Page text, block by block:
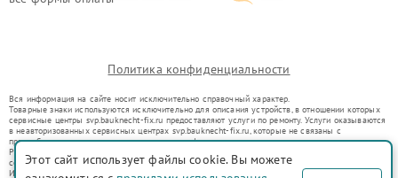
Политика конфиденциальности
Вся информация на сайте носит исключительно справочный характер.
Товарные знаки используются исключительно для описания устройств, в отношении которых
сервисные центры svp.bauknecht-fix.ru предоставляют услуги по ремонту. Услуги оказываются
в неавторизованных сервисных центрах svp.bauknecht-fix.ru, которые не связаны с
правообладателями товарных знаков или их официальными представителями.
Ремонт осуществляется для устройств, уже введенных в гражданский оборот в соответствии
со статьей 1487 ГК РФ.
Использование товарных знаков не преследует цели индивидуализации услуг или введения
Этот сайт использует файлы cookie. Вы можете